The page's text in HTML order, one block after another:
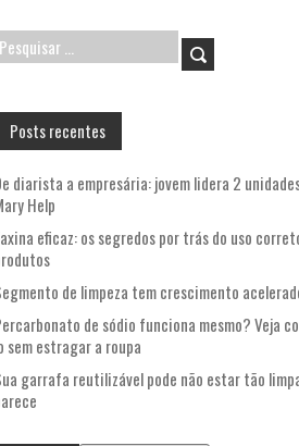
Pesquisar
Posts recentes
diarista a empresária: jovem lidera 2
Help
eficaz: os segredos por trás do uso
de limpeza tem crescimento
de sódio funciona mesmo? Veja
sem estragar a roupa
garrafa reutilizável pode não estar tão